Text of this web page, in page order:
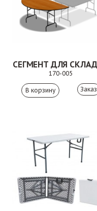
170-005
Заказ